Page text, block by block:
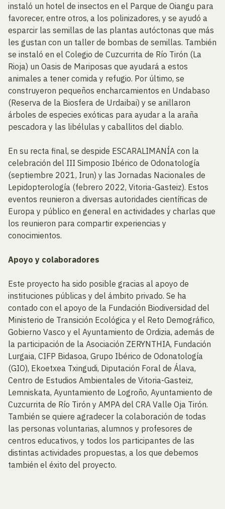
instaló un hotel de insectos en el Parque de Oiangu para
favorecer, entre otros, a los polinizadores, y se ayudó a
esparcir las semillas de las plantas autóctonas que más
les gustan con un taller de bombas de semillas. También
se instaló en el Colegio de Cuzcurrita de Río Tirón (La
Rioja) un Oasis de Mariposas que ayudará a estos
animales a tener comida y refugio. Por último, se
construyeron pequeños encharcamientos en Undabaso
(Reserva de la Biosfera de Urdaibai) y se anillaron
árboles de especies exóticas para ayudar a la araña
pescadora y las libélulas y caballitos del diablo.
En su recta final, se despide ESCARALIMANÍA con la
celebración del III Simposio Ibérico de Odonatología
(septiembre 2021, Irun) y las Jornadas Nacionales de
Lepidopterología (febrero 2022, Vitoria-Gasteiz). Estos
eventos reunieron a diversas autoridades científicas de
Europa y público en general en actividades y charlas que
los reunieron para compartir experiencias y
conocimientos.
Apoyo y colaboradores
Este proyecto ha sido posible gracias al apoyo de
instituciones públicas y del ámbito privado. Se ha
contado con el apoyo de la Fundación Biodiversidad del
Ministerio de Transición Ecológica y el Reto Demográfico,
Gobierno Vasco y el Ayuntamiento de Ordizia, además de
la participación de la Asociación ZERYNTHIA, Fundación
Lurgaia, CIFP Bidasoa, Grupo Ibérico de Odonatología
(GIO), Ekoetxea Txingudi, Diputación Foral de Álava,
Centro de Estudios Ambientales de Vitoria-Gasteiz,
Lemniskata, Ayuntamiento de Logroño, Ayuntamiento de
Cuzcurrita de Río Tirón y AMPA del CRA Valle Oja Tirón.
También se quiere agradecer la colaboración de todas
las personas voluntarias, alumnos y profesores de
centros educativos, y todos los participantes de las
distintas actividades propuestas, a los que debemos
también el éxito del proyecto.